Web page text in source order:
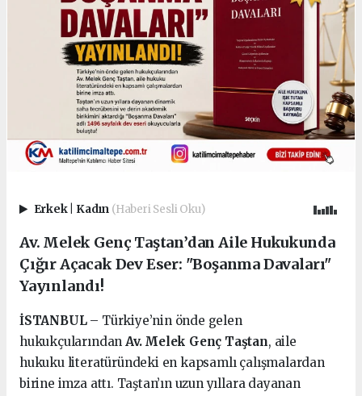
Erkek Kadın (Haberi Sesli Oku)
Av. Melek Genç Taştan’dan Aile Hukukunda
Çığır Açacak Dev Eser: "Boşanma Davaları"
Yayınlandı!
İSTANBUL– Türkiye’nin önde gelen
hukukçularından Av. Melek Genç Taştan, aile
hukuku literatüründeki en kapsamlı çalışmalardan
birine imza attı. Taştan’ın uzun yıllara dayanan